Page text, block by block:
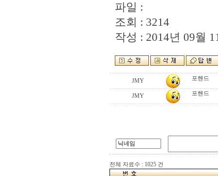
파일 :
조회 : 3214
작성 : 2014년 09월
JMY 포핸드
JMY 포핸드
전체 자료수 : 1025 건